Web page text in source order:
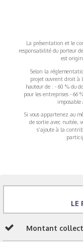
La présentation et le
responsabilité du porteur
est
Selon la
projet ouvrent droit à
hauteur de : - 60 % du
pour les entreprises - 66
imposable
Si vous appartenez au
de sortie avec nuitée,
s’ajoute à la
LE
Montant